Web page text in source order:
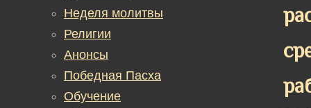
Неделя молитвы
Религии
Анонсы
Победная Пасха
Обучение